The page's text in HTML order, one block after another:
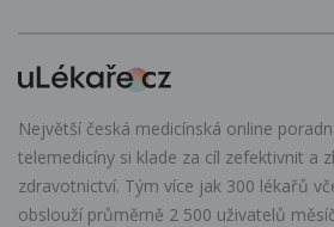
Největší česká medicínská online
telemedicíny si klade za cíl zefektivnit a
zdravotnictví. Tým více jak 300 lékařů
obslouží průměrně 2 500 uživatelů